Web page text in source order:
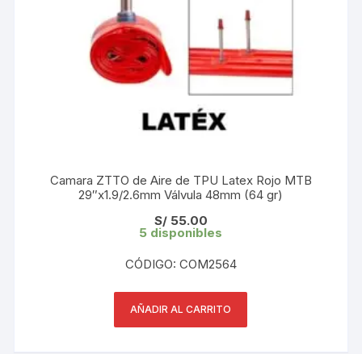
Camara ZTTO de Aire de TPU Latex Rojo MTB
29″x1.9/2.6mm Válvula 48mm (64 gr)
S/55.00
5 disponibles
CÓDIGO: COM2564
AÑADIR AL CARRITO